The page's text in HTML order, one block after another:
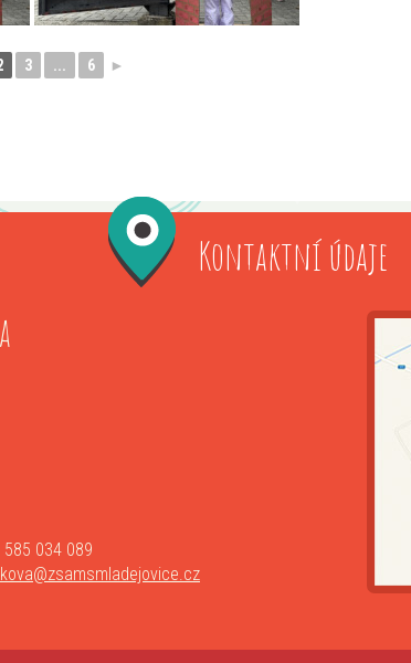
3 ... 6 ►
Kontaktní údaje
585 034 089